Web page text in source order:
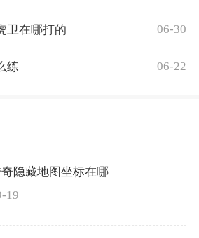
卫在哪打的 06-30
练 06-22
隐藏地图坐标在哪
19